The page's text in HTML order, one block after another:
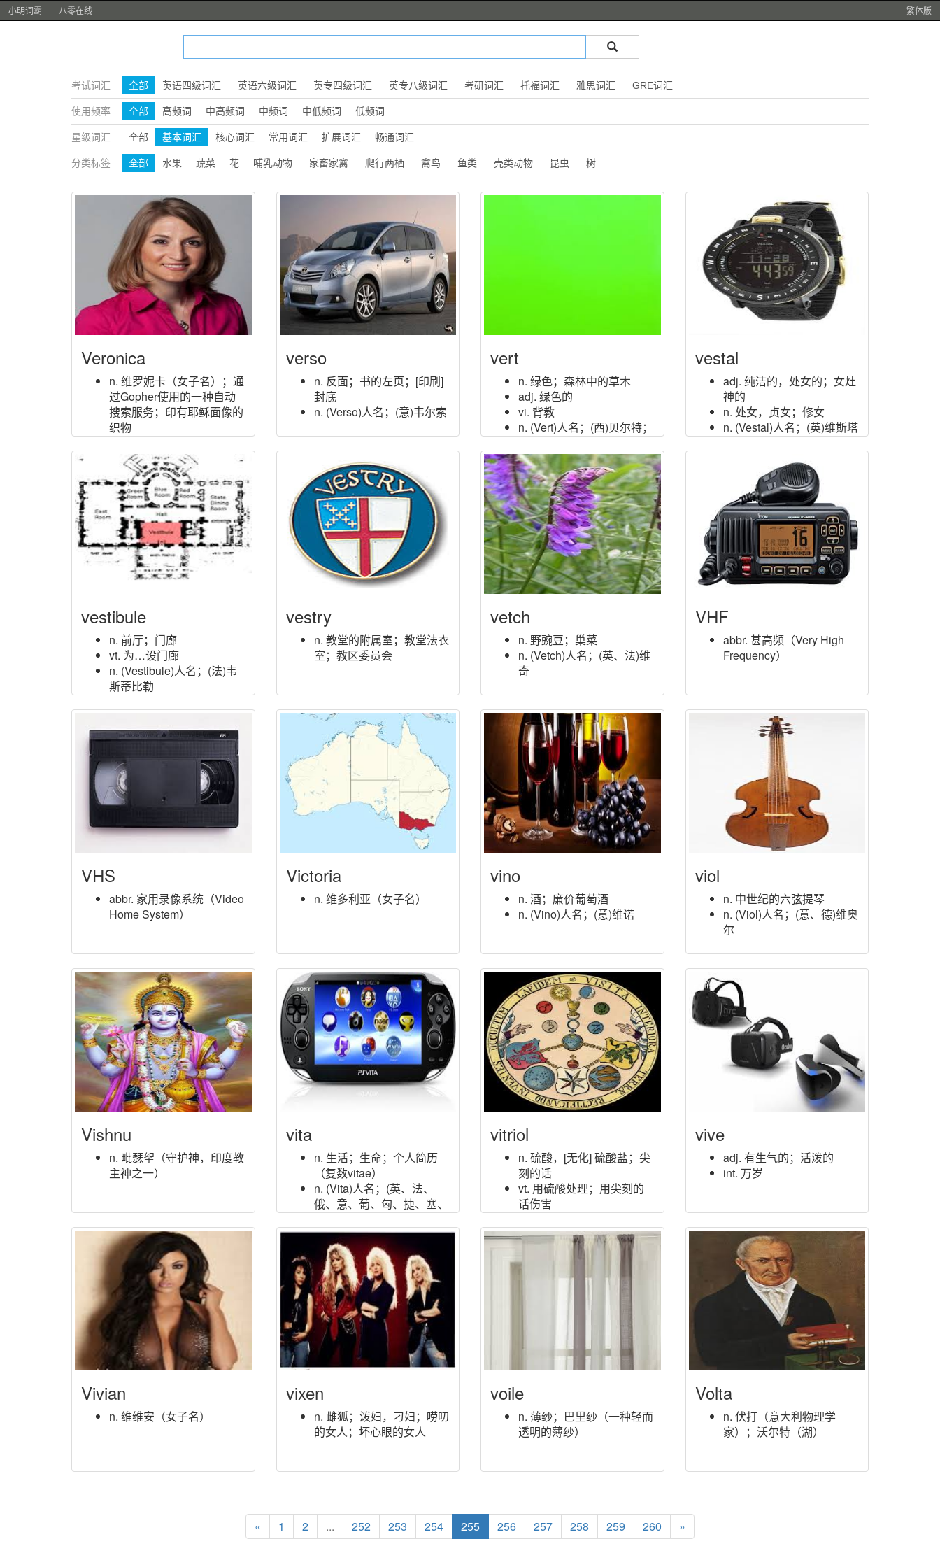
小明词霸 八零在线 繁体版
考试词汇 全部 英语四级词汇 英语六级词汇 英专四级词汇 英专八级词汇 考研词汇 托福词汇 雅思词汇 GRE词汇
使用频率 全部 高频词 中高频词 中频词 中低频词 低频词
星级词汇 全部 基本词汇 核心词汇 常用词汇 扩展词汇 畅通词汇
分类标签 全部 水果 蔬菜 花 哺乳动物 家畜家禽 爬行两栖 禽鸟 鱼类 壳类动物 昆虫 树
Veronica
n. 维罗妮卡（女子名）；通
过Gopher使用的一种自动
搜索服务；印有耶稣面像的
织物
verso
n. 反面；书的左页；[印刷]
封底
n. (Verso)人名；(意)韦尔索
vert
n. 绿色；森林中的草木
adj. 绿色的
vi. 背教
n. (Vert)人名；(西)贝尔特；
vestal
adj. 纯洁的，处女的；女灶
神的
n. 处女，贞女；修女
n. (Vestal)人名；(英)维斯塔
vestibule
n. 前厅；门廊
vt. 为…设门廊
n. (Vestibule)人名；(法)韦
斯蒂比勒
vestry
n. 教堂的附属室；教堂法衣
室；教区委员会
vetch
n. 野豌豆；巢菜
n. (Vetch)人名；(英、法)维
奇
VHF
abbr. 甚高频（Very High
Frequency）
VHS
abbr. 家用录像系统（Video
Home System）
Victoria
n. 维多利亚（女子名）
vino
n. 酒；廉价葡萄酒
n. (Vino)人名；(意)维诺
viol
n. 中世纪的六弦提琴
n. (Viol)人名；(意、德)维奥
尔
Vishnu
n. 毗瑟挐（守护神，印度教
主神之一）
vita
n. 生活；生命；个人简历
（复数vitae）
n. (Vita)人名；(英、法、
俄、意、葡、匈、捷、塞、
vitriol
n. 硫酸，[无化] 硫酸盐；尖
刻的话
vt. 用硫酸处理；用尖刻的
话伤害
vive
adj. 有生气的；活泼的
int. 万岁
Vivian
n. 维维安（女子名）
vixen
n. 雌狐；泼妇，刁妇；唠叨
的女人；坏心眼的女人
voile
n. 薄纱；巴里纱（一种轻而
透明的薄纱）
Volta
n. 伏打（意大利物理学
家）；沃尔特（湖）
« 1 2 ... 252 253 254 255 256 257 258 259 260 »